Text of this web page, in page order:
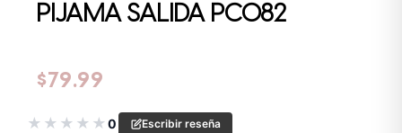
PIJAMA SALIDA PC082
$79.99
★ ★ ★ ★ ★0 Escribir reseña